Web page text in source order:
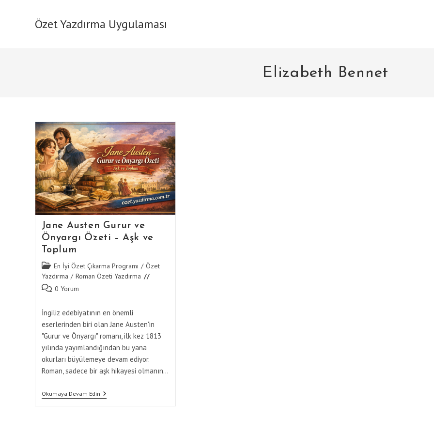
Özet Yazdırma Uygulaması
Elizabeth Bennet
Jane Austen Gurur ve
Önyargı Özeti – Aşk ve
Toplum
Post
category:
En İyi Özet Çıkarma Programı / Özet
Yazdırma / Roman Özeti Yazdırma
Post 0 Yorum
İngiliz edebiyatının en önemli
eserlerinden biri olan Jane Austen'in
"Gurur ve Önyargı" romanı, ilk kez 1813
yılında yayımlandığından bu yana
okurları büyülemeye devam ediyor.
Roman, sadece bir aşk hikayesi olmanın…
Okumaya Devam EdinJane